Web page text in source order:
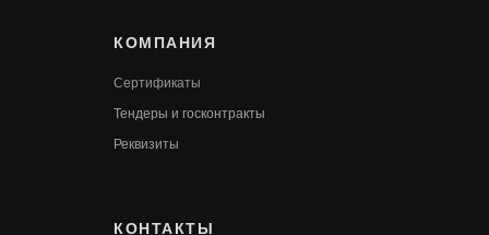
КОМПАНИЯ
Сертификаты
Тендеры и госконтракты
Реквизиты
КОНТАКТЫ